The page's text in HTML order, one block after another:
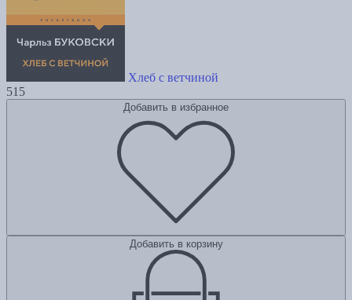
Хлеб с ветчиной
515
Добавить в избранное
Добавить в корзину